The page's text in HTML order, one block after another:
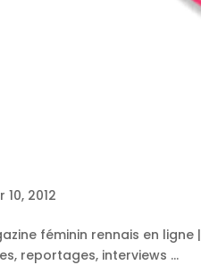
10, 2012
féminin rennais en
reportages, interviews …